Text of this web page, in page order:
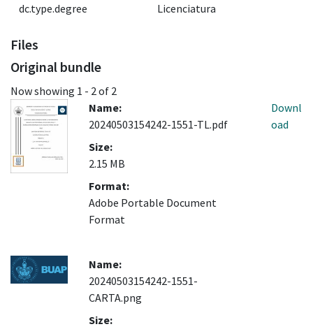
dc.type.degree Licenciatura
Files
Original bundle
Now showing 1 - 2 of 2
Name:
20240503154242-1551-TL.pdf
Size:
2.15 MB
Format:
Adobe Portable Document
Format
Downl
oad
Name:
20240503154242-1551-
CARTA.png
Size: